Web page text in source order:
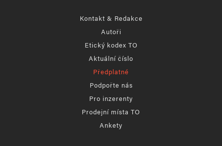
Kontakt & Redakce
Autoři
Etický kodex TO
Aktuální číslo
Předplatné
Podpořte nás
Pro inzerenty
Prodejní místa TO
Ankety